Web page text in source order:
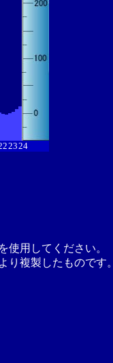
2324
使用してください。
複製したものです。